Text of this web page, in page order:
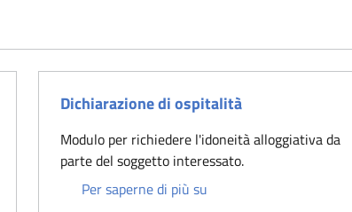
alloggiativa
Dichiarazione di ospitalità
Modulo per richiedere l'idoneità alloggiativa da
parte del soggetto interessato.
Per saperne di più suDichiarazione di ospitalità